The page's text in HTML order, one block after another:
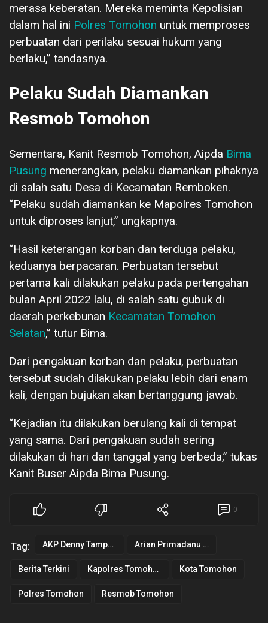
merasa keberatan. Mereka meminta Kepolisian
dalam hal ini Polres Tomohon untuk memproses
perbuatan dari perilaku sesuai hukum yang
berlaku,” tandasnya.
Pelaku Sudah Diamankan
Resmob Tomohon
Sementara, Kanit Resmob Tomohon, Aipda Bima
Pusung menerangkan, pelaku diamankan pihaknya
di salah satu Desa di Kecamatan Remboken.
“Pelaku sudah diamankan ke Mapolres Tomohon
untuk diproses lanjut,” ungkapnya.
“Hasil keterangan korban dan terduga pelaku,
keduanya berpacaran. Perbuatan tersebut
pertama kali dilakukan pelaku pada pertengahan
bulan April 2022 lalu, di salah satu gubuk di
daerah perkebunan Kecamatan Tomohon
Selatan,” tutur Bima.
Dari pengakuan korban dan pelaku, perbuatan
tersebut sudah dilakukan pelaku lebih dari enam
kali, dengan bujukan akan bertanggung jawab.
“Kejadian itu dilakukan berulang kali di tempat
yang sama. Dari pengakuan sudah sering
dilakukan di hari dan tanggal yang berbeda,” tukas
Kanit Buser Aipda Bima Pusung.
0
Tag: AKP Denny Tampenawas Arian Primadanu Colibrito
Berita Terkini Kapolres Tomohon Kota Tomohon
Polres Tomohon Resmob Tomohon